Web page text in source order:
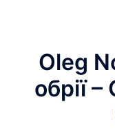
Oleg
обрії